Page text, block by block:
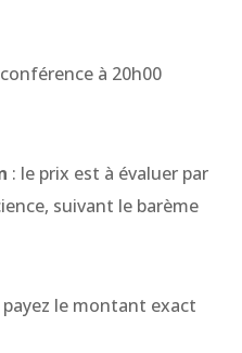
à 20h00
: le prix est à évaluer par
suivant le barème
payez le montant exact